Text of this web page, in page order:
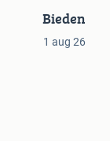
Bieden
1 aug 26